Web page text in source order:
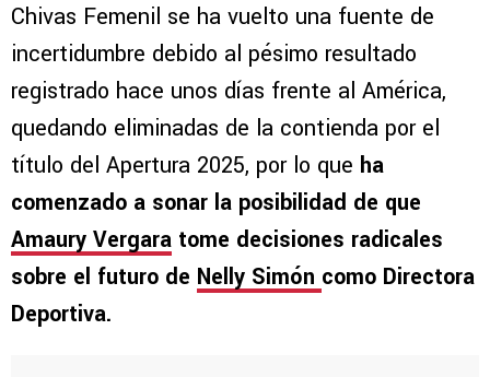
Chivas Femenil se ha vuelto una fuente de
incertidumbre debido al pésimo resultado
registrado hace unos días frente al América,
quedando eliminadas de la contienda por el
título del Apertura 2025, por lo que ha
comenzado a sonar la posibilidad de que
Amaury Vergara tome decisiones radicales
sobre el futuro de Nelly Simón como Directora
Deportiva.